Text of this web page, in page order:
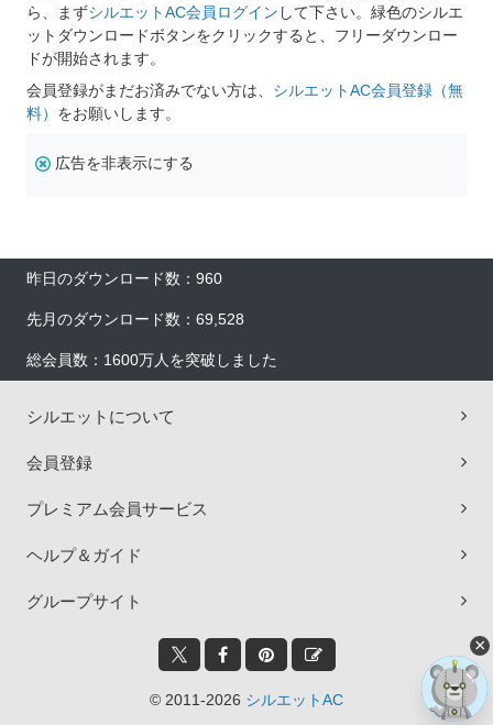
ら、まずシルエットAC会員ログイン して下さい。緑色のシルエ
ットダウンロードボタンをクリックすると、フリーダウンロー
ドが開始されます。
会員登録がまだお済みでない方は、 シルエットAC会員登録（無
料） をお願いします。
広告を非表示にする
昨日のダウンロード数：960
先月のダウンロード数：69,528
総会員数：1600万人を突破しました
シルエットについて
会員登録
プレミアム会員サービス
ヘルプ＆ガイド
グループサイト
© 2011-2026 シルエットAC
×